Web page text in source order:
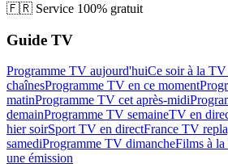
🇫🇷 Service 100% gratuit
Guide TV
Programme TV aujourd'huiCe soir à la
chaînesProgramme TV en ce moment
matinProgramme TV cet après-midi
demainProgramme TV semaineTV en
hier soirSport TV en directFrance TV
samediProgramme TV dimancheFilms à
une émission